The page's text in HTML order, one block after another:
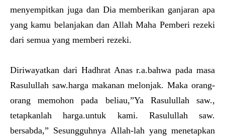
menyempitkan juga dan Dia memberikan ganjaran apa
yang kamu belanjakan dan Allah Maha Pemberi rezeki
dari semua yang memberi rezeki.
Diriwayatkan dari Hadhrat Anas r.a.bahwa pada masa
Rasulullah saw.harga makanan melonjak. Maka orang-
orang memohon pada beliau,”Ya Rasulullah saw.,
tetapkanlah harga.untuk kami. Rasulullah saw.
bersabda,” Sesungguhnya Allah-lah yang menetapkan